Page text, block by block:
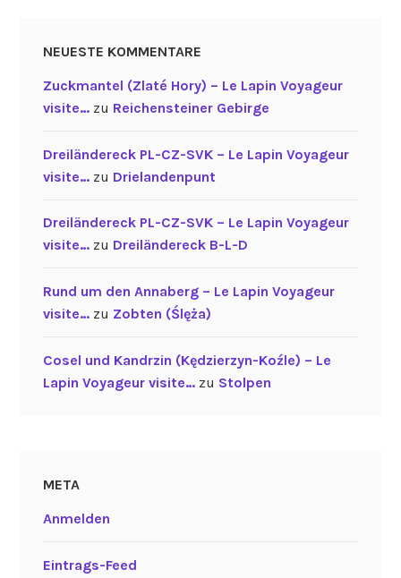
NEUESTE KOMMENTARE
Zuckmantel (Zlaté Hory) – Le Lapin Voyageur
visite…zu Reichensteiner Gebirge
Dreiländereck PL-CZ-SVK – Le Lapin Voyageur
visite…zu Drielandenpunt
Dreiländereck PL-CZ-SVK – Le Lapin Voyageur
visite…zu Dreiländereck B-L-D
Rund um den Annaberg – Le Lapin Voyageur
visite…zu Zobten (Ślęża)
Cosel und Kandrzin (Kędzierzyn-Koźle) – Le
Lapin Voyageur visite…zu Stolpen
META
Anmelden
Eintrags-Feed